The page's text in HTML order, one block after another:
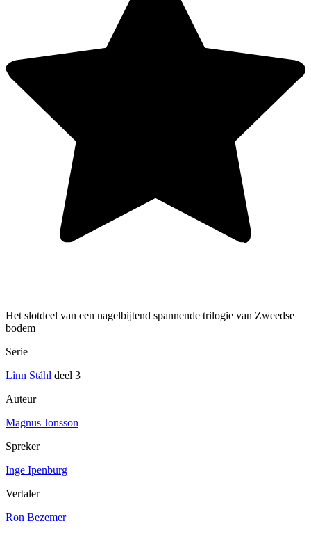
Het slotdeel van een nagelbijtend spannende trilogie van Zweedse
bodem
Serie
Linn Ståhl deel 3
Auteur
Magnus Jonsson
Spreker
Inge Ipenburg
Vertaler
Ron Bezemer